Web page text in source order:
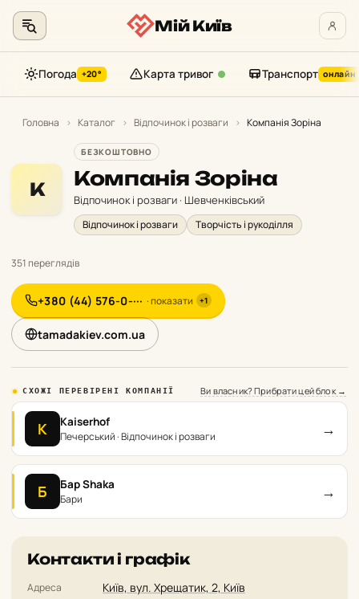
Мій Київ
Погода +20° Карта тривог Транспорт онлайн
Головна › Каталог › Відпочинок і розваги › Компанія Зоріна
К
БЕЗКОШТОВНО
Компанія Зоріна
Відпочинок і розваги · Шевченківський
Відпочинок і розваги Творчість і рукоділля
351 переглядів
+380 (44) 576-0-··· · показати +1
tamadakiev.com.ua
СХОЖІ ПЕРЕВІРЕНІ КОМПАНІЇ Ви власник? Прибрати цей блок →
K Kaiserhof
Печерський · Відпочинок і розваги →
Б Бар Shaka
Бари →
Контакти і графік
Адреса Київ, вул. Хрещатик, 2, Київ